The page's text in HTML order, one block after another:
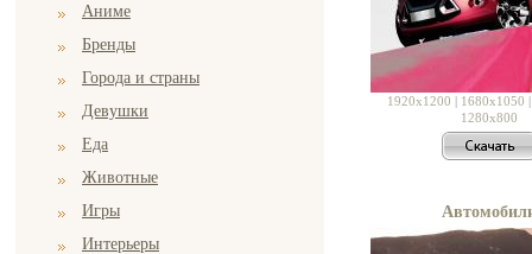
Аниме
Бренды
Города и страны
Девушки
Еда
Животные
Игры
Интерьеры
1920x1200 | 1680x1050
1280x800